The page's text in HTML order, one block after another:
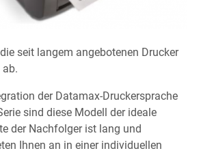
seit langem angebotenen Drucker
ab.
der Datamax-Druckersprache
sind diese Modell der ideale
der Nachfolger ist lang und
Ihnen an in einer individuellen